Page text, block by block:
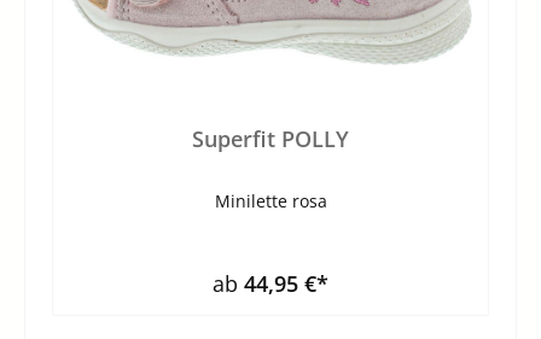
Superfit POLLY
Minilette rosa
ab 44,95 €*